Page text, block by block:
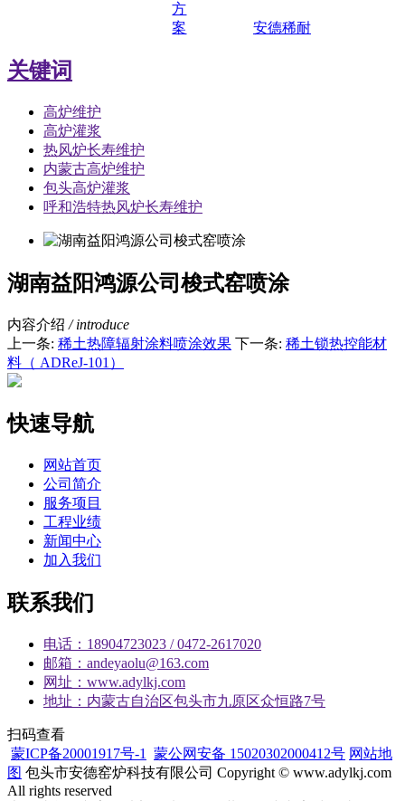
方
案
安德稀耐
关键词
高炉维护
高炉灌浆
热风炉长寿维护
内蒙古高炉维护
包头高炉灌浆
呼和浩特热风炉长寿维护
湖南益阳鸿源公司梭式窑喷涂
内容介绍 / introduce
上一条: 稀土热障辐射涂料喷涂效果 下一条: 稀土锁热控能材
料（ ADReJ-101）
快速导航
网站首页
公司简介
服务项目
工程业绩
新闻中心
加入我们
联系我们
电话：18904723023 / 0472-2617020
邮箱：andeyaolu@163.com
网址：www.adylkj.com
地址：内蒙古自治区包头市九原区众恒路7号
扫码查看
蒙ICP备20001917号-1
蒙公网安备 15020302000412号 网站地
图 包头市安德窑炉科技有限公司 Copyright © www.adylkj.com
All rights reserved